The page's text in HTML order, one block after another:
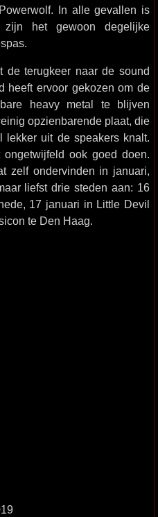
In alle gevallen is
het gewoon degelijke
de terugkeer naar de sound
heeft ervoor gekozen om de
heavy metal te blijven
opzienbarende plaat, die
uit de speakers knalt.
ook goed doen.
zelf ondervinden in januari,
liefst drie steden aan: 16
17 januari in Little Devil
te Den Haag.